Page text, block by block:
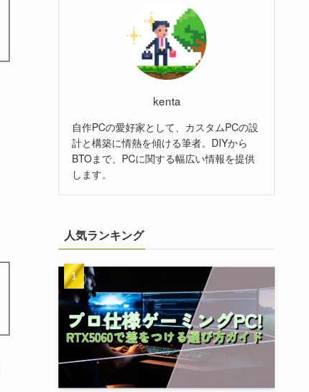
kenta
自作PCの愛好家として、カスタムPCの設
計と構築に情熱を傾ける筆者。DIYから
BTOまで、PCに関する幅広い情報を提供
します。
人気ランキング